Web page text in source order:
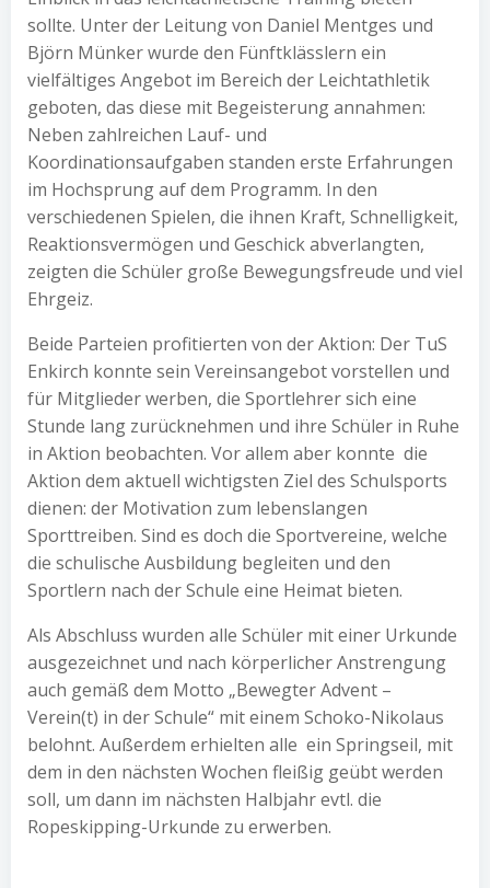
sollte. Unter der Leitung von Daniel Mentges und
Björn Münker wurde den Fünftklässlern ein
vielfältiges Angebot im Bereich der Leichtathletik
geboten, das diese mit Begeisterung annahmen:
Neben zahlreichen Lauf- und
Koordinationsaufgaben standen erste Erfahrungen
im Hochsprung auf dem Programm. In den
verschiedenen Spielen, die ihnen Kraft, Schnelligkeit,
Reaktionsvermögen und Geschick abverlangten,
zeigten die Schüler große Bewegungsfreude und viel
Ehrgeiz.
Beide Parteien profitierten von der Aktion: Der TuS
Enkirch konnte sein Vereinsangebot vorstellen und
für Mitglieder werben, die Sportlehrer sich eine
Stunde lang zurücknehmen und ihre Schüler in Ruhe
in Aktion beobachten. Vor allem aber konnte die
Aktion dem aktuell wichtigsten Ziel des Schulsports
dienen: der Motivation zum lebenslangen
Sporttreiben. Sind es doch die Sportvereine, welche
die schulische Ausbildung begleiten und den
Sportlern nach der Schule eine Heimat bieten.
Als Abschluss wurden alle Schüler mit einer Urkunde
ausgezeichnet und nach körperlicher Anstrengung
auch gemäß dem Motto „Bewegter Advent –
Verein(t) in der Schule“ mit einem Schoko-Nikolaus
belohnt. Außerdem erhielten alle ein Springseil, mit
dem in den nächsten Wochen fleißig geübt werden
soll, um dann im nächsten Halbjahr evtl. die
Ropeskipping-Urkunde zu erwerben.